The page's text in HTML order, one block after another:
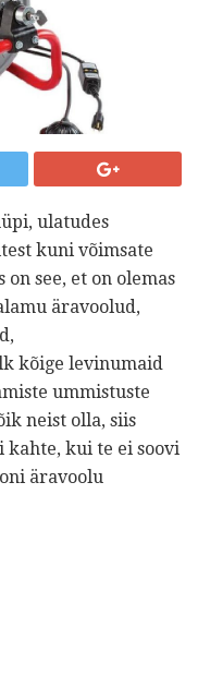
ulatudes
kuni võimsate
see, et on olemas
äravoolud,
kõige levinumaid
ummistuste
neist olla, siis
kui te ei soovi
äravoolu